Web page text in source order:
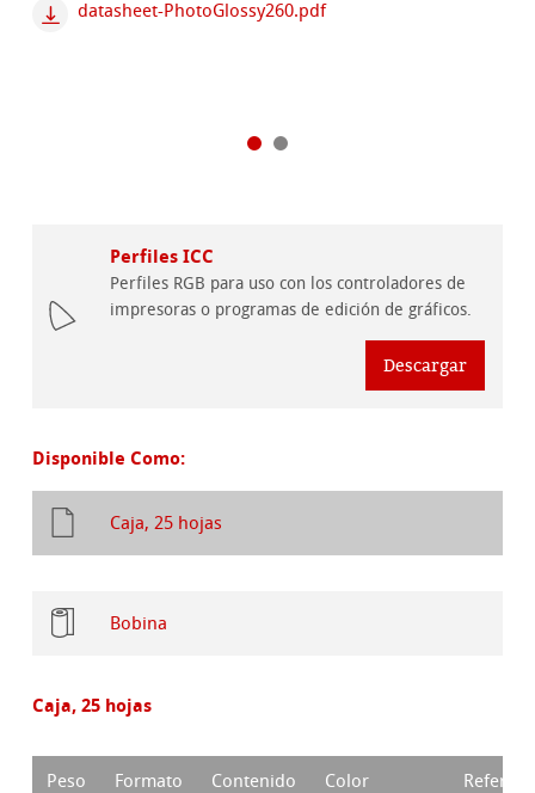
datasheet-PhotoGlossy260.pdf
Perfiles ICC
Perfiles RGB para uso con los controladores de
impresoras o programas de edición de gráficos.
Descargar
Disponible Como:
Caja, 25 hojas
Bobina
Caja, 25 hojas
Peso Formato Contenido Color